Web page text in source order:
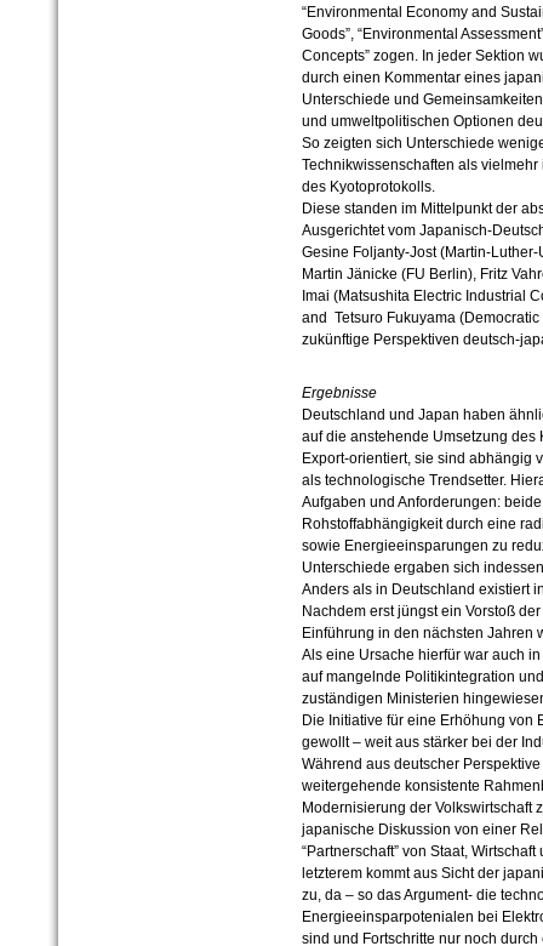
“Environmental Economy and
Goods”, “Environmental
Concepts” zogen. In jeder Sektion
durch einen Kommentar eines
Unterschiede und
und umweltpolitischen Optionen
So zeigten sich Unterschiede
Technikwissenschaften als
des Kyotoprotokolls.
Diese standen im Mittelpunkt der
Ausgerichtet vom Japanisch-
Gesine Foljanty-Jost (Martin-
Martin Jänicke (FU Berlin), Fritz
Imai (Matsushita Electric Industrial
and Tetsuro Fukuyama
zukünftige Perspektiven deutsch-
Ergebnisse
Deutschland und Japan haben
auf die anstehende Umsetzung
Export-orientiert, sie sind abhängig
als technologische Trendsetter.
Aufgaben und Anforderungen:
Rohstoffabhängigkeit durch eine
sowie Energieeinsparungen zu
Unterschiede ergaben sich
Anders als in Deutschland existiert
Nachdem erst jüngst ein Vorstoß
Einführung in den nächsten Jahren
Als eine Ursache hierfür war auch
auf mangelnde Politikintegration
zuständigen Ministerien
Die Initiative für eine Erhöhung von
gewollt – weit aus stärker bei der
Während aus deutscher
weitergehende konsistente
Modernisierung der Volkswirtschaft
japanische Diskussion von einer
“Partnerschaft” von Staat,
letzterem kommt aus Sicht der
zu, da – so das Argument- die
Energieeinsparpotenialen bei
sind und Fortschritte nur noch